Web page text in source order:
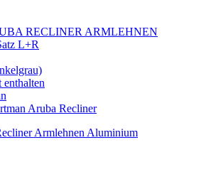
RECLINER ARMLEHNEN
L+R
enthalten
Aruba Recliner
Armlehnen Aluminium